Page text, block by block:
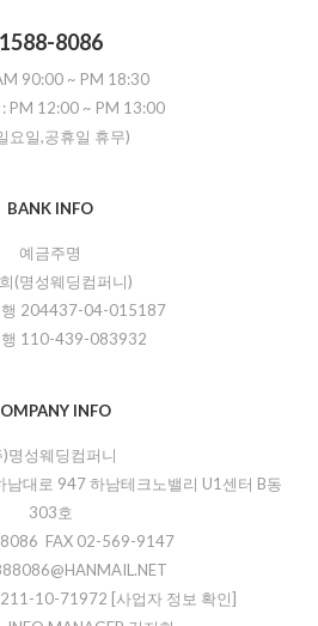
1588-8086
90:00 ~ PM 18:30
PM 12:00~ PM 13:00
요일,공휴일 휴무)
BANK INFO
예금주명
(명성웨딩컴퍼니)
행 204437-04-015187
행 110-439-083932
INFO
)명성웨딩컴퍼니
남대로 947 하남테크노밸리 U1센터 B동
303호
FAX 02-569-9147
211-10-71972 [사업자 정보 확인]